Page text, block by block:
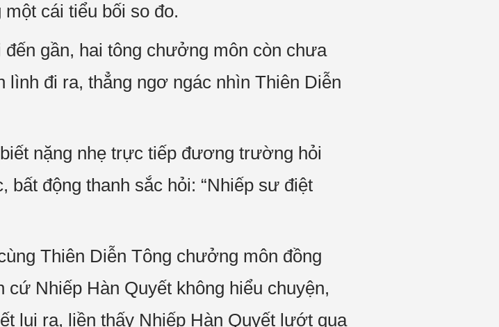
cái tiểu bối so đo.
gần, hai tông chưởng môn còn chưa
đi ra, thẳng ngơ ngác nhìn Thiên Diễn
nặng nhẹ trực tiếp đương trường hỏi
bất động thanh sắc hỏi: “Nhiếp sư điệt
Thiên Diễn Tông chưởng môn đồng
Nhiếp Hàn Quyết không hiểu chuyện,
lui ra, liền thấy Nhiếp Hàn Quyết lướt qua